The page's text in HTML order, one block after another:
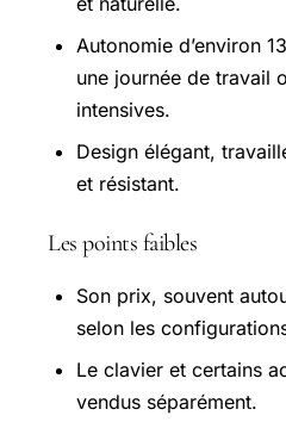
Autonomie d’environ
une journée de travail
intensives.
Design élégant,
et résistant.
Les points faibles
Son prix, souvent
selon les
Le clavier et certains
vendus séparément.